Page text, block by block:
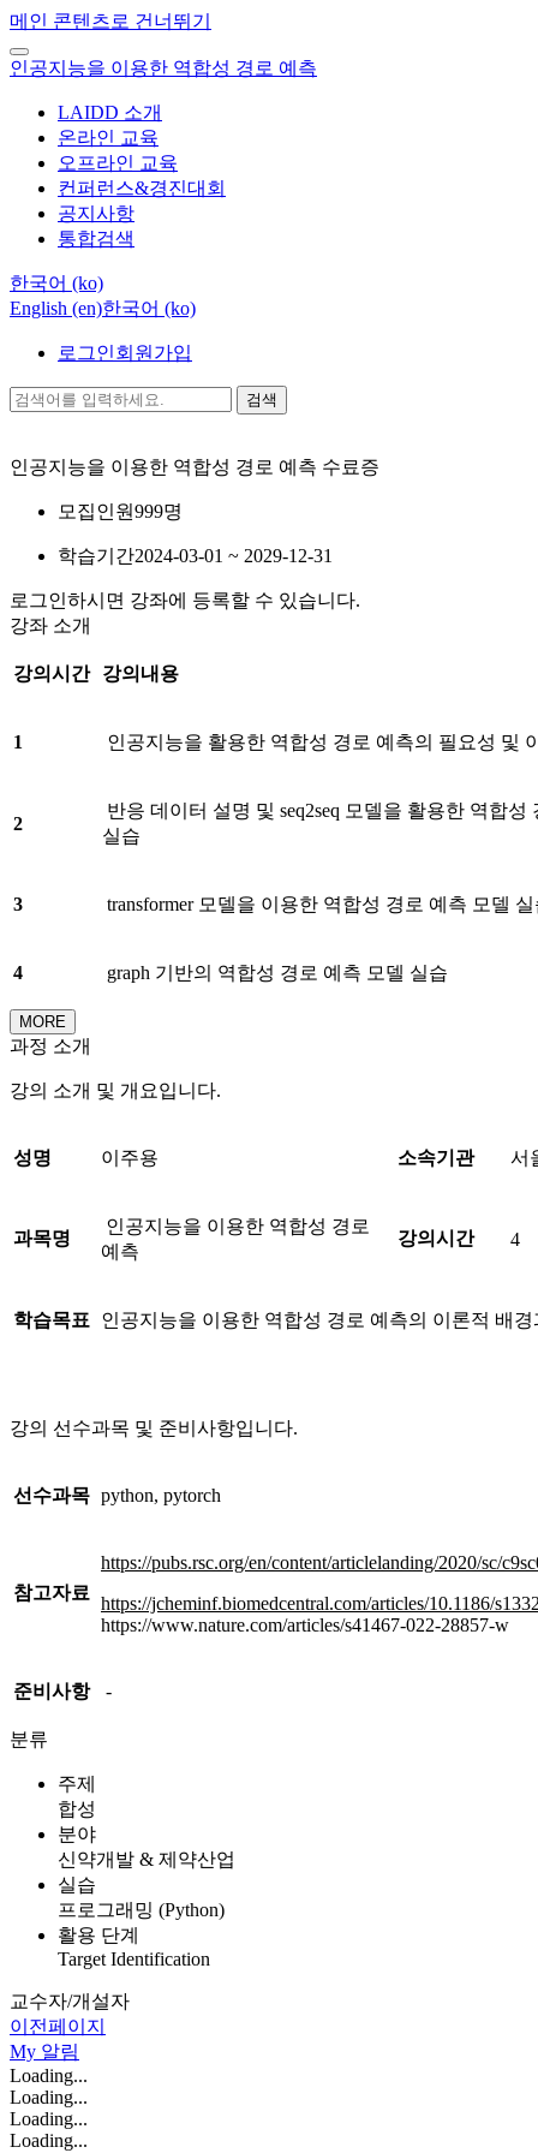
메인 콘텐츠로 건너뛰기
인공지능을 이용한 역합성 경로 예측
LAIDD 소개
온라인 교육
오프라인 교육
컨퍼런스&경진대회
공지사항
통합검색
한국어 ‎(ko)‎
English ‎(en)‎한국어 ‎(ko)‎
로그인회원가입
검색
인공지능을 이용한 역합성 경로 예측 수료증
모집인원999명
학습기간2024-03-01 ~ 2029-12-31
로그인하시면 강좌에 등록할 수 있습니다.
강좌 소개
강의시간 강의내용
1 인공지능을 활용한 역합성 경로 예측의 필요성 및
2
반응 데이터 설명 및 seq2seq 모델을 활용한 역합성
실습
3 transformer 모델을 이용한 역합성 경로 예측 모델
4 graph 기반의 역합성 경로 예측 모델 실습
MORE
과정 소개
강의 소개 및 개요입니다.
성명 이주용 소속기관 서
과목명
인공지능을 이용한 역합성 경로
예측
강의시간 4
학습목표 인공지능을 이용한 역합성 경로 예측의 이론적 배
강의 선수과목 및 준비사항입니다.
선수과목 python, pytorch
참고자료
https://pubs.rsc.org/en/content/articlelanding/2020/sc/
https://jcheminf.biomedcentral.com/articles/10.1186/
https://www.nature.com/articles/s41467-022-28857-w
준비사항 -
분류
주제
합성
분야
신약개발 & 제약산업
실습
프로그래밍 (Python)
활용 단계
Target Identification
교수자/개설자
이전페이지
My 알림
Loading...
Loading...
Loading...
Loading...